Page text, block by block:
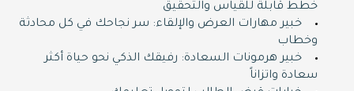
خطط قابلة للقياس والتحقيق
خبير مهارات العرض والإلقاء: سر نجاحك في كل محادثة
وخطاب
خبير هرمونات السعادة: رفيقك الذكي نحو حياة أكثر
سعادة واتزاناً